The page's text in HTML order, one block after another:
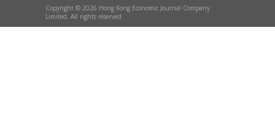
Copyright © 2026 Hong Kong Economic Journal Company
Limited. All rights reserved.